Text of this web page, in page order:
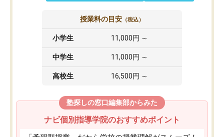
授業料の目安 （税込）
小学生 11,000円 ～
中学生 11,000円 ～
高校生 16,500円 ～
塾探しの窓口編集部からみた
ナビ個別指導学院のおすすめポイント